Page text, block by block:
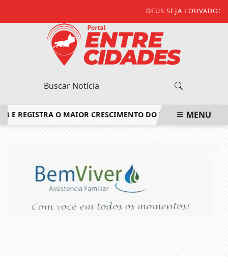
DEUS SEJA LOUVADO!
O MAIOR CRESCIMENTO DO ESTADO DO RIO DE JANEIRO
MENU